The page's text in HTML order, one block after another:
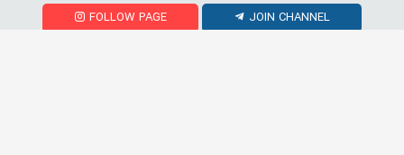
FOLLOW PAGE JOIN CHANNEL